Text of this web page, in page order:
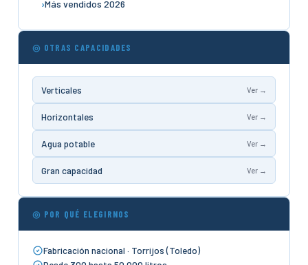
Más vendidos 2026
◎ OTRAS CAPACIDADES
Verticales Ver →
Horizontales Ver →
Agua potable Ver →
Gran capacidad Ver →
◎ POR QUÉ ELEGIRNOS
Fabricación nacional · Torrijos (Toledo)